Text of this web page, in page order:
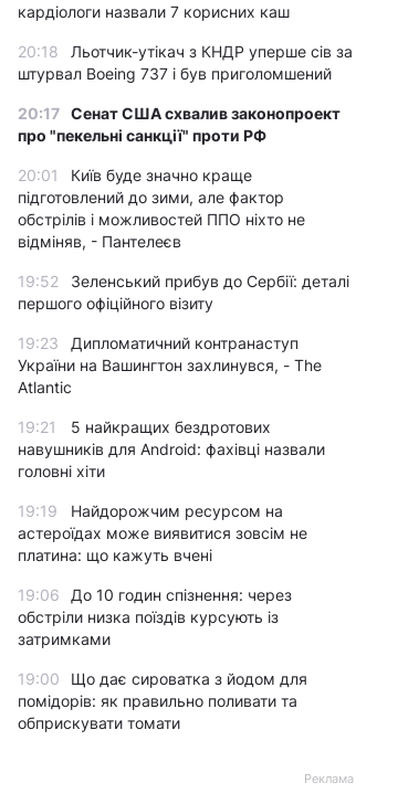
кардіологи назвали 7 корисних каш
20:18
Льотчик-утікач з КНДР уперше сів за
штурвал Boeing 737 і був приголомшений
20:17 Сенат США схвалив законопроект
про "пекельні санкції" проти РФ
20:01
Київ буде значно краще
підготовлений до зими, але фактор
обстрілів і можливостей ППО ніхто не
відміняв, - Пантелеєв
19:52
Зеленський прибув до Сербії: деталі
першого офіційного візиту
19:23
Дипломатичний контранаступ
України на Вашингтон захлинувся, - The
Atlantic
19:21
5 найкращих бездротових
навушників для Android: фахівці назвали
головні хіти
19:19
Найдорожчим ресурсом на
астероїдах може виявитися зовсім не
платина: що кажуть вчені
19:06
До 10 годин спізнення: через
обстріли низка поїздів курсують із
затримками
19:00
Що дає сироватка з йодом для
помідорів: як правильно поливати та
обприскувати томати
Реклама